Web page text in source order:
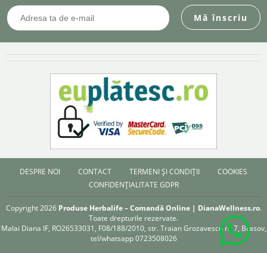
DESPRE NOI CONTACT TERMENI ȘI CONDIȚII
COOKIES
CONFIDENȚIALITATE GDPR
Copyright 2026 Produse Herbalife – Comandă Online | DianaWellness.ro.
Toate drepturile rezervate.
Malai Diana IF, RO26533031, F08/188/2010, str. Traian Grozavescu nr 7, Brasov,
tel/whatsapp 0723508026